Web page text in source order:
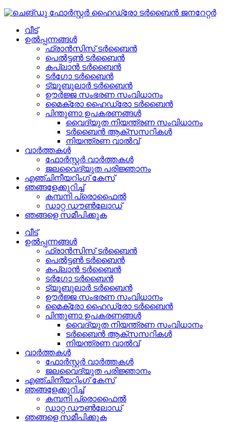
വീട്
ഉൽപ്പന്നങ്ങൾ
ഫ്രാൻസിസ് ടർബൈൻ
പെൽട്ടൺ ടർബൈൻ
കപ്ലാൻ ടർബൈൻ
ടർഗോ ടർബൈൻ
ട്യൂബുലാർ ടർബൈൻ
ഊർജ്ജ സംഭരണ ​​സംവിധാനം
മൈക്രോ ഹൈഡ്രോ ടർബൈൻ
പിന്തുണാ ഉപകരണങ്ങൾ
വൈദ്യുത നിയന്ത്രണ സംവിധാനം
ടർബൈൻ ആക്‌സസറികൾ
നിയന്ത്രണ വാൽവ്
വാർത്തകൾ
ഫോർസ്റ്റർ വാർത്തകൾ
ജലവൈദ്യുത പരിജ്ഞാനം
എഞ്ചിനീയറിംഗ് കേസ്
ഞങ്ങളേക്കുറിച്ച്
കമ്പനി പ്രൊഫൈൽ
ഡാറ്റ ഡൗൺലോഡ്
ഞങ്ങളെ സമീപിക്കുക
വീട്
ഉൽപ്പന്നങ്ങൾ
ഫ്രാൻസിസ് ടർബൈൻ
പെൽട്ടൺ ടർബൈൻ
കപ്ലാൻ ടർബൈൻ
ടർഗോ ടർബൈൻ
ട്യൂബുലാർ ടർബൈൻ
ഊർജ്ജ സംഭരണ ​​സംവിധാനം
മൈക്രോ ഹൈഡ്രോ ടർബൈൻ
പിന്തുണാ ഉപകരണങ്ങൾ
വൈദ്യുത നിയന്ത്രണ സംവിധാനം
ടർബൈൻ ആക്‌സസറികൾ
നിയന്ത്രണ വാൽവ്
വാർത്തകൾ
ഫോർസ്റ്റർ വാർത്തകൾ
ജലവൈദ്യുത പരിജ്ഞാനം
എഞ്ചിനീയറിംഗ് കേസ്
ഞങ്ങളേക്കുറിച്ച്
കമ്പനി പ്രൊഫൈൽ
ഡാറ്റ ഡൗൺലോഡ്
ഞങ്ങളെ സമീപിക്കുക